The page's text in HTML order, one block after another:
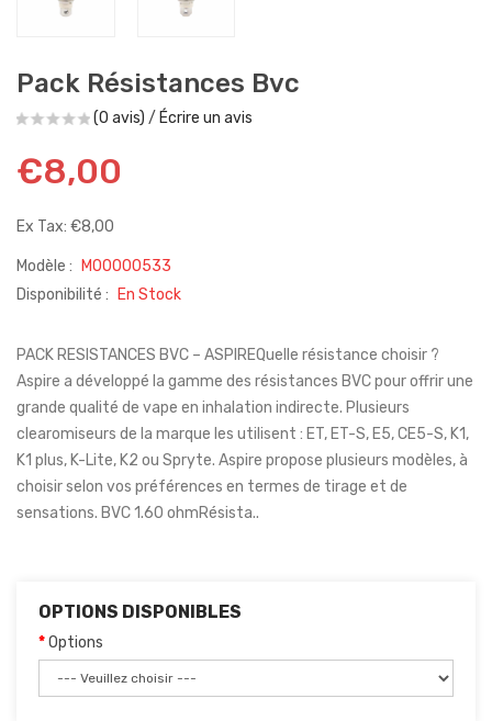
Pack Résistances Bvc
(0 avis) / Écrire un avis
€8,00
Ex Tax: €8,00
Modèle :
M00000533
Disponibilité :
En Stock
PACK RESISTANCES BVC – ASPIREQuelle résistance choisir ?
Aspire a développé la gamme des résistances BVC pour offrir une
grande qualité de vape en inhalation indirecte. Plusieurs
clearomiseurs de la marque les utilisent : ET, ET-S, E5, CE5-S, K1,
K1 plus, K-Lite, K2 ou Spryte. Aspire propose plusieurs modèles, à
choisir selon vos préférences en termes de tirage et de
sensations. BVC 1.60 ohmRésista..
OPTIONS DISPONIBLES
Options